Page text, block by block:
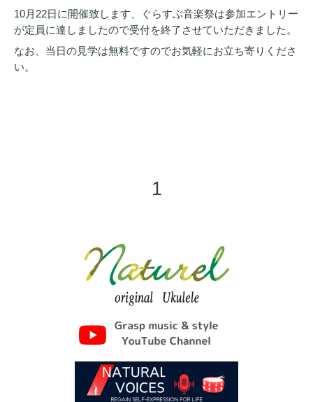
10月22日に開催致します、ぐらすぷ音楽祭は参加エントリー
が定員に達しましたので受付を終了させていただきました。
なお、当日の見学は無料ですのでお気軽にお立ち寄りくださ
い。
1